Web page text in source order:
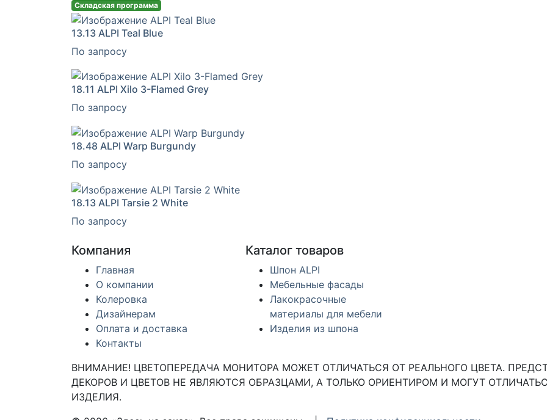
Складская программа
13.13 ALPI Teal Blue
По запросу
18.11 ALPI Xilo 3-Flamed Grey
По запросу
18.48 ALPI Warp Burgundy
По запросу
18.13 ALPI Tarsie 2 White
По запросу
Компания
Главная
О компании
Колеровка
Дизайнерам
Оплата и доставка
Контакты
Каталог товаров
Шпон ALPI
Мебельные фасады
Лакокрасочные
материалы для мебели
Изделия из шпона
ВНИМАНИЕ! ЦВЕТОПЕРЕДАЧА МОНИТОРА МОЖЕТ ОТЛИЧАТЬСЯ ОТ РЕАЛЬНОГО ЦВЕТА.
ДЕКОРОВ И ЦВЕТОВ НЕ ЯВЛЯЮТСЯ ОБРАЗЦАМИ, А ТОЛЬКО ОРИЕНТИРОМ И МОГУТ
ИЗДЕЛИЯ.